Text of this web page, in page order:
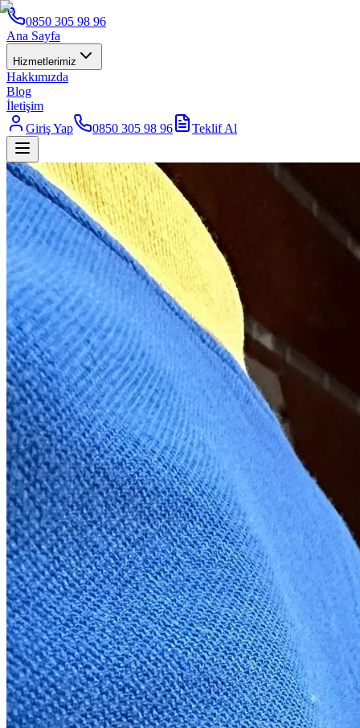
0850 305 98 96
Ana Sayfa
Hizmetlerimiz
Hakkımızda
Blog
İletişim
Giriş Yap
0850 305 98 96 Teklif Al